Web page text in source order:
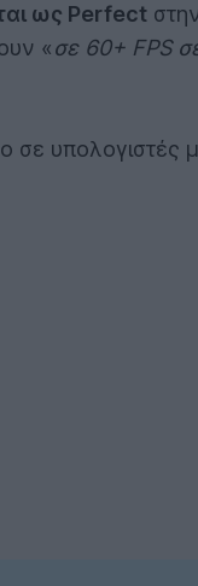
ως Perfect
«σε 60+ FPS
σε